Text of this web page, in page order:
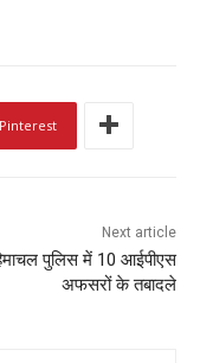
Pinterest
Next article
पुलिस में 10 आईपीएस
अफसरों के तबादले